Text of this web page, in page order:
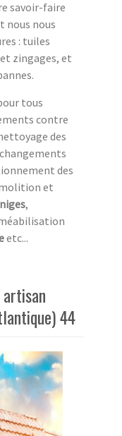
savoir-faire
nous nous
: tuiles
zingages, et
tous
contre
des
des
et
,
etc...
44